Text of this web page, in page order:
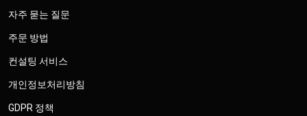
자주 묻는 질문
주문 방법
컨설팅 서비스
개인정보처리방침
GDPR 정책